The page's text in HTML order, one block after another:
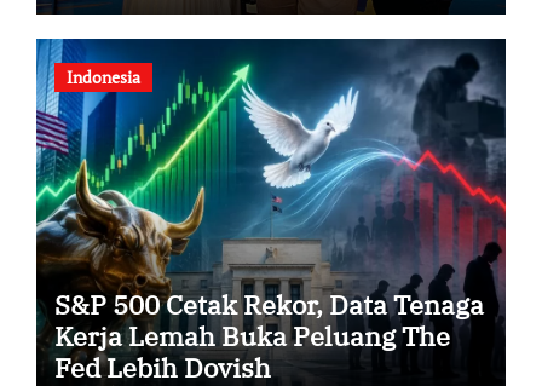
Indonesia
S&P 500 Cetak Rekor, Data Tenaga
Kerja Lemah Buka Peluang The
Fed Lebih Dovish